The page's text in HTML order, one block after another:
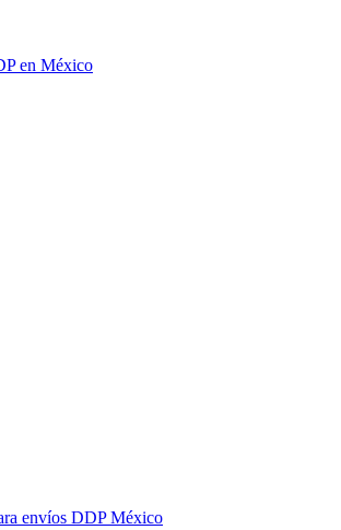
en México
envíos DDP México